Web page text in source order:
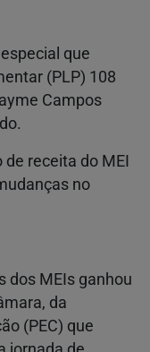
que
(PLP) 108
Campos
receita do MEI
no
dos MEIs ganhou
da
(PEC) que